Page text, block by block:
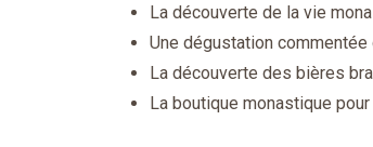
La découverte de la vie
Une dégustation
La découverte des bières
La boutique monastique